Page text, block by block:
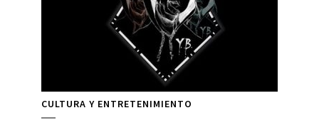
CULTURA Y ENTRETENIMIENTO